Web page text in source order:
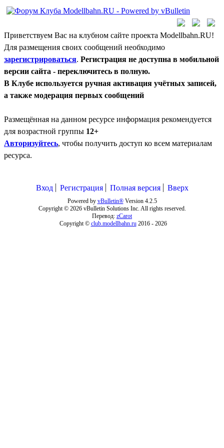
Приветствуем Вас на клубном сайте проекта Modellbahn.RU!
Для размещения своих сообщений необходимо
зарегистрироваться. Регистрация не доступна в мобильной
версии сайта - переключитесь в полную.
В Клубе используется ручная активация учётных записей,
а также модерация первых сообщений
Размещённая на данном ресурсе информация рекомендуется
для возрастной группы 12+
Авторизуйтесь, чтобы получить доступ ко всем материалам
ресурса.
Вход Регистрация Полная версия Вверх
Powered by vBulletin®Version 4.2.5
Copyright © 2026 vBulletin Solutions Inc. All rights reserved.
Перевод: zCarot
Copyright © club.modellbahn.ru2016 - 2026